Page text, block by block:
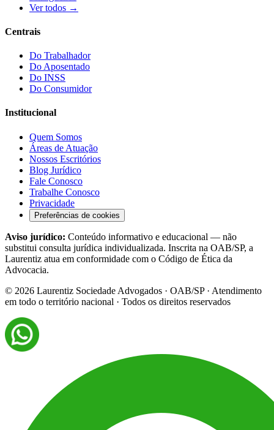
Ver todos →
Centrais
Do Trabalhador
Do Aposentado
Do INSS
Do Consumidor
Institucional
Quem Somos
Áreas de Atuação
Nossos Escritórios
Blog Jurídico
Fale Conosco
Trabalhe Conosco
Privacidade
Preferências de cookies
Aviso jurídico: Conteúdo informativo e educacional — não
substitui consulta jurídica individualizada. Inscrita na OAB/SP, a
Laurentiz atua em conformidade com o Código de Ética da
Advocacia.
© 2026 Laurentiz Sociedade Advogados · OAB/SP · Atendimento
em todo o território nacional · Todos os direitos reservados